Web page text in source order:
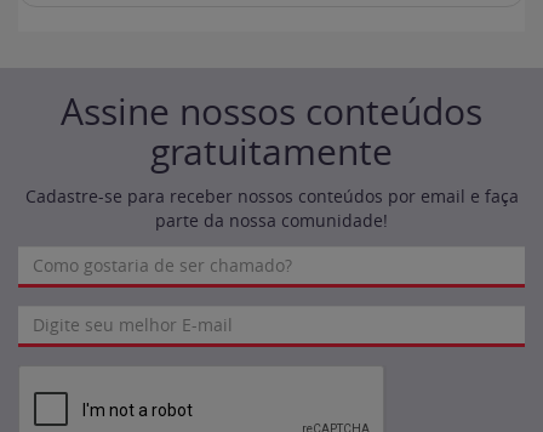
Assine nossos conteúdos
gratuitamente
Cadastre-se para receber nossos conteúdos por email e faça
parte da nossa comunidade!